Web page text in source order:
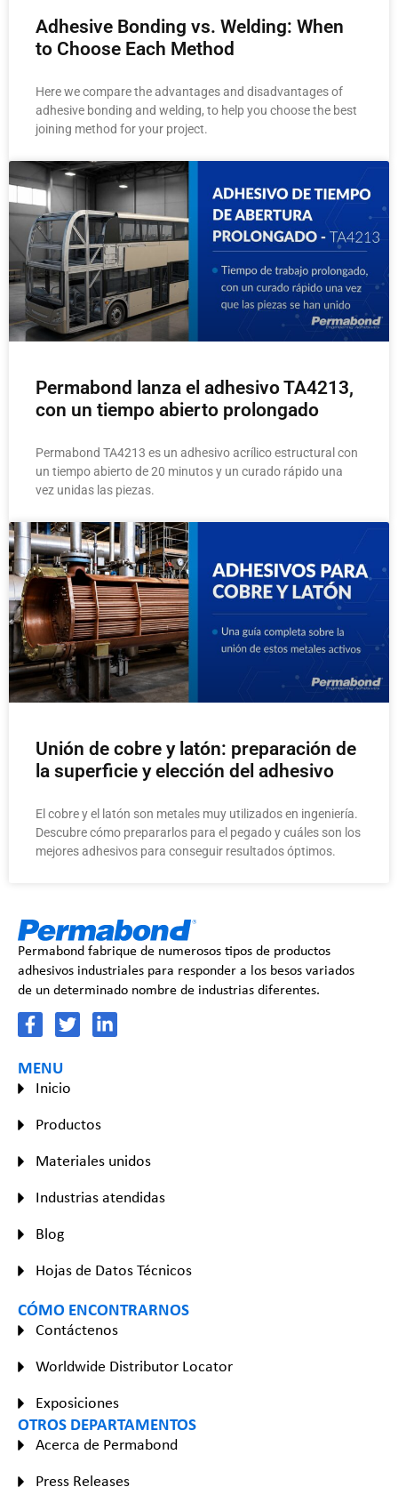
Adhesive Bonding vs. Welding: When
to Choose Each Method
Here we compare the advantages and disadvantages of
adhesive bonding and welding, to help you choose the best
joining method for your project.
Permabond lanza el adhesivo TA4213,
con un tiempo abierto prolongado
Permabond TA4213 es un adhesivo acrílico estructural con
un tiempo abierto de 20 minutos y un curado rápido una
vez unidas las piezas.
Unión de cobre y latón: preparación de
la superficie y elección del adhesivo
El cobre y el latón son metales muy utilizados en ingeniería.
Descubre cómo prepararlos para el pegado y cuáles son los
mejores adhesivos para conseguir resultados óptimos.
Permabond fabrique de numerosos tipos de productos
adhesivos industriales para responder a los besos variados
de un determinado nombre de industrias diferentes.
MENU
Inicio
Productos
Materiales unidos
Industrias atendidas
Blog
Hojas de Datos Técnicos
CÓMO ENCONTRARNOS
Contáctenos
Worldwide Distributor Locator
Exposiciones
OTROS DEPARTAMENTOS
Acerca de Permabond
Press Releases